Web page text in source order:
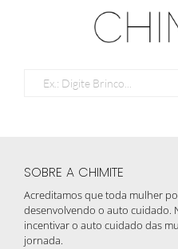
SOBRE A CHIMITE
Acreditamos que toda mulher
desenvolvendo o auto cuidado.
incentivar o auto cuidado das
jornada.